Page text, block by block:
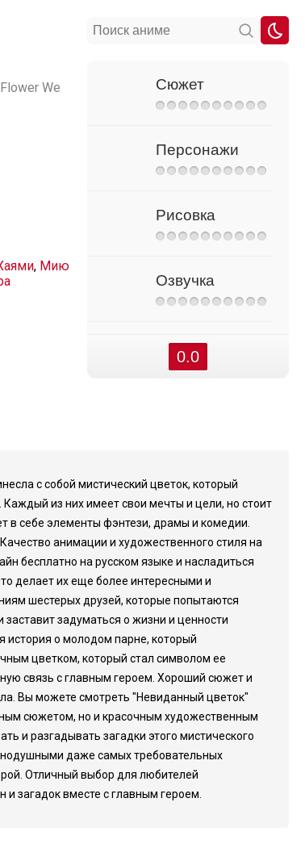
We
, Мию
Сюжет
Персонажи
Рисовка
Озвучка
0.0
с собой мистический цветок, который
Каждый из них имеет свои мечты и цели, но стоит
в себе элементы фэнтези, драмы и комедии.
анимации и художественного стиля на
бесплатно на русском языке и насладиться
делает их еще более интересными и
шестерых друзей, которые попытаются
задуматься о жизни и ценности
о молодом парне, который
цветком, который стал символом ее
связь с главным героем. Хороший сюжет и
Вы можете смотреть "Невиданный цветок"
сюжетом, но и красочным художественным
и разгадывать загадки этого мистического
даже самых требовательных
Отличный выбор для любителей
и загадок вместе с главным героем.